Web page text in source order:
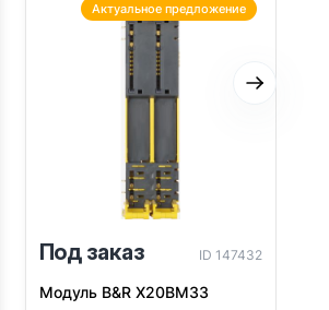
Актуальное предложение
Под заказ ID 147432
Модуль B&R X20BM33